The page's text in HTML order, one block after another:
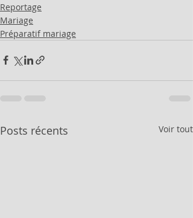
Reportage
Mariage
Préparatif mariage
Posts récents Voir tout